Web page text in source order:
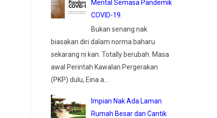
Mental Semasa Pandemik
COVID-19.
Bukan senang nak
biasakan diri dalam norma baharu
sekarang ni kan. Totally berubah. Masa
awal Perintah Kawalan Pergerakan
(PKP) dulu, Eina a...
Impian Nak Ada Laman
Rumah Besar dan Cantik